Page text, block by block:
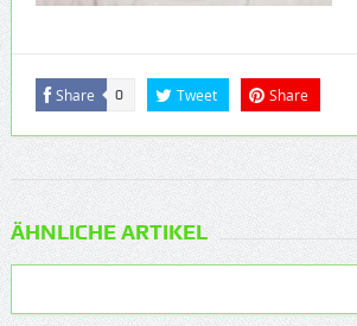
Share 0 Tweet Share
ÄHNLICHE ARTIKEL